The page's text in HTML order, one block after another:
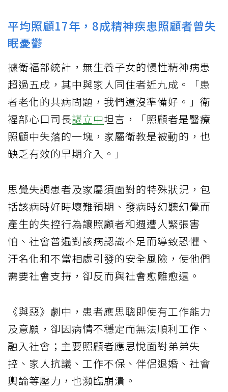
平均照顧17年，8成精神疾患照顧者曾失
眠憂鬱
據衛福部統計，無生養子女的慢性精神病患
超過五成，其中與家人同住者近九成。「患
者老化的共病問題，我們還沒準備好。」衛
福部心口司長諶立中坦言，「照顧者是醫療
照顧中失落的一塊，家屬衛教是被動的，也
缺乏有效的早期介入。」
思覺失調患者及家屬須面對的特殊狀況，包
括該病時好時壞難預期、發病時幻聽幻覺而
產生的失控行為讓照顧者和週遭人緊張害
怕、社會普遍對該病認識不足而導致恐懼、
汙名化和不當相處引發的安全風險，使他們
需要社會支持，卻反而與社會愈離愈遠。
《與惡》劇中，患者應思聰即使有工作能力
及意願，卻因病情不穩定而無法順利工作、
融入社會；主要照顧者應思悅面對弟弟失
控、家人抗議、工作不保、伴侶退婚、社會
輿論等壓力，也瀕臨崩潰。